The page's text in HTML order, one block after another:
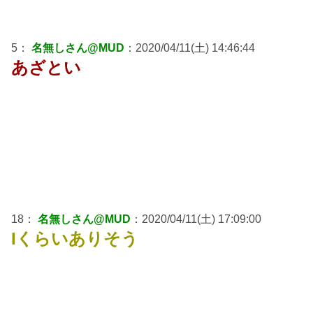
5： 名無しさん@MUD ：2020/04/11(土) 14:46:44
あざとい
18： 名無しさん@MUD ：2020/04/11(土) 17:09:00
Iくらいありそう